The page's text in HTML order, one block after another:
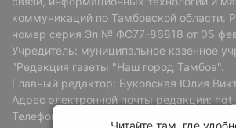
коммуникаций по Тамбовской области.
номер серия Эл № ФС77-86818 от 05
Учредитель: муниципальное казенное
"Редакция газеты "Наш город Тамбов".
Главный редактор: Буковская Юлия
Адрес электронной почты редакции:
Телефон редакции: +7 (4752) 72-69-37.
Читайте там, где